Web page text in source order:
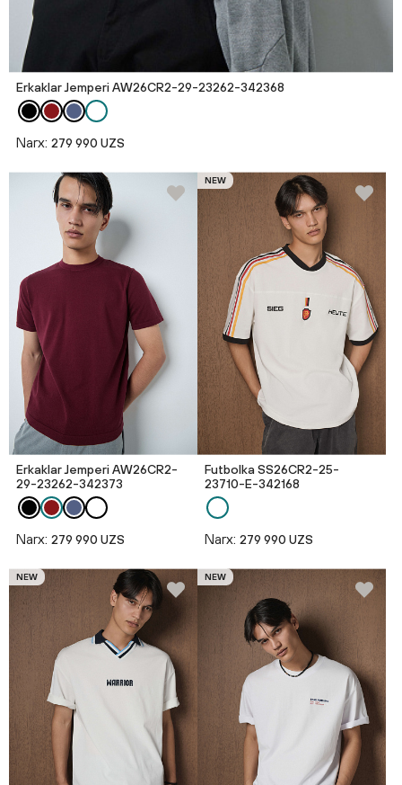
Erkaklar Jemperi AW26CR2-29-23262-342368
Narx: 279 990 UZS
Erkaklar Jemperi AW26CR2-
29-23262-342373
Narx: 279 990 UZS
NEW
Futbolka SS26CR2-25-
23710-E-342168
Narx: 279 990 UZS
NEW NEW